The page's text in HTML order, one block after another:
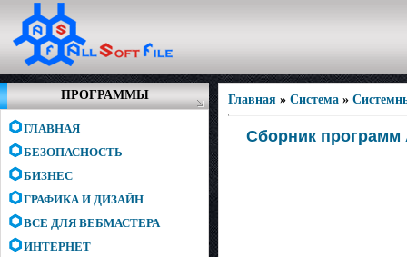
ПРОГРАММЫ
ГЛАВНАЯ
БЕЗОПАСНОСТЬ
БИЗНЕС
ГРАФИКА И ДИЗАЙН
ВСЕ ДЛЯ ВЕБМАСТЕРА
ИНТЕРНЕТ
Главная » Система »
Сборник программ